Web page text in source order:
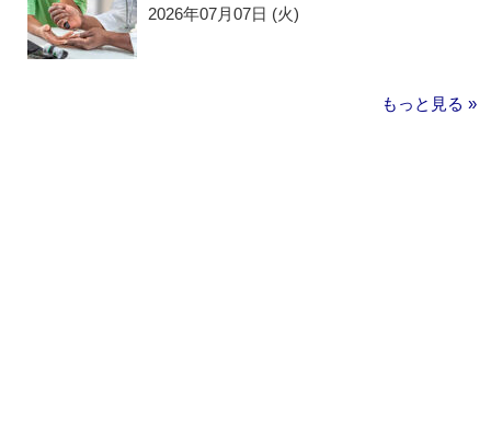
2026年07月07日 (火)
もっと見る »